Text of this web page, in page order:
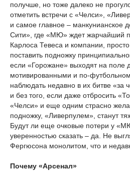
получше, но тоже далеко не
отметить встречи с «Челси»,
и самое главное – манкунианское
Сити», где «МЮ» ждет жарчайший
Карлоса Тевеса и компании,
поставить подножку
если «Горожане» выходят на поле
мотивированными и по-
наблюдать недавно в их битве «за
и без того, если даже отбросить
«Челси» и еще одним страсно
подножку, «Ливерпулем», станут
Будут ли еще очковые потери у
уверенностью сказать – да. Не
Фергюсона монолитом, что и
Почему «Арсенал»